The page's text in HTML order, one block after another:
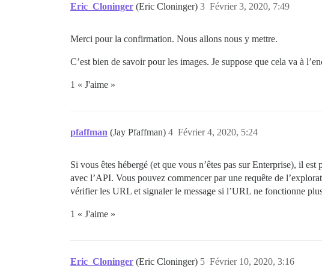
Eric_Cloninger (Eric Cloninger) Février 3, 2020, 7:49
3
Merci pour la confirmation. Nous allons nous y mettre.
C’est bien de savoir pour les images. Je suppose que cela va à
1 « J'aime »
pfaffman (Jay Pfaffman) Février 4, 2020, 5:24
4
Si vous êtes hébergé (et que vous n’êtes pas sur Enterprise), il
avec l’API. Vous pouvez commencer par une requête de
vérifier les URL et signaler le message si l’URL ne fonctionne
1 « J'aime »
Eric_Cloninger (Eric Cloninger) Février 10, 2020, 3:16
5